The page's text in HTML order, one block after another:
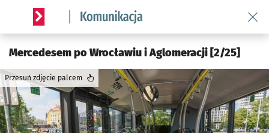
Serwis informacyjny wroclaw.pl podserwis: Komunikacja
Mercedesem po Wrocławiu i Aglomeracji [2/25]
Przesuń zdjęcie palcem